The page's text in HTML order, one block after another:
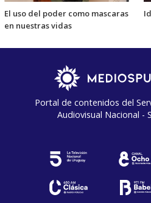
El uso del poder como mascaras
en nuestras vidas
Portal de contenidos del
Audiovisual Nacional -